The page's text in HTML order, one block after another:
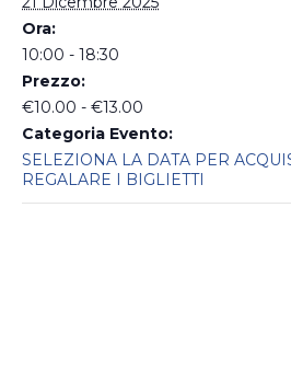
Ora:
10:00 - 18:30
Prezzo:
€10.00 - €13.00
Categoria Evento:
SELEZIONA LA DATA PER
REGALARE I BIGLIETTI